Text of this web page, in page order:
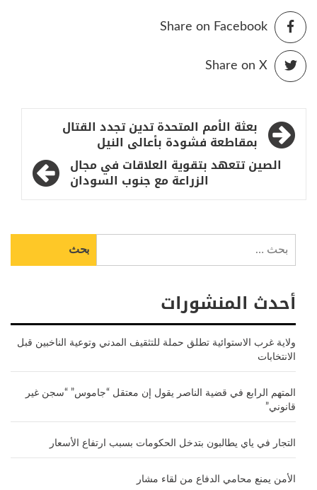
Share on Facebook
Share on X
تصفّح
المقالات
بعثة الأمم المتحدة تدين تجدد القتال
بمقاطعة فشودة بأعالى النيل
الصين تتعهد بتقوية العلاقات في مجال
الزراعة مع جنوب السودان
عن:
أحدث المنشورات
ولاية غرب الاستوائية تطلق حملة للتثقيف المدني وتوعية الناخبين قبل
الانتخابات
المتهم الرابع في قضية الناصر يقول إن معتقل “جاموس” “سجن غير
قانوني”
التجار في ياي يطالبون بتدخل الحكومات بسبب ارتفاع الأسعار
الأمن يمنع محامي الدفاع من لقاء مشار